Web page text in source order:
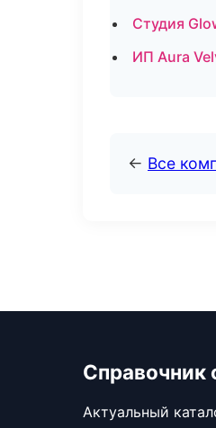
Студия
ИП Aura
← Все
Справочник
Актуальный